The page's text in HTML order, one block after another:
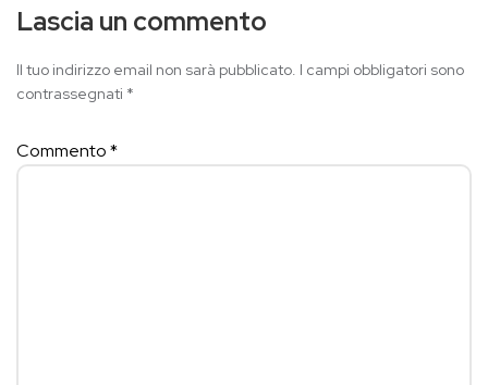
Lascia un commento
Il tuo indirizzo email non sarà pubblicato. I campi obbligatori sono
contrassegnati *
Commento*